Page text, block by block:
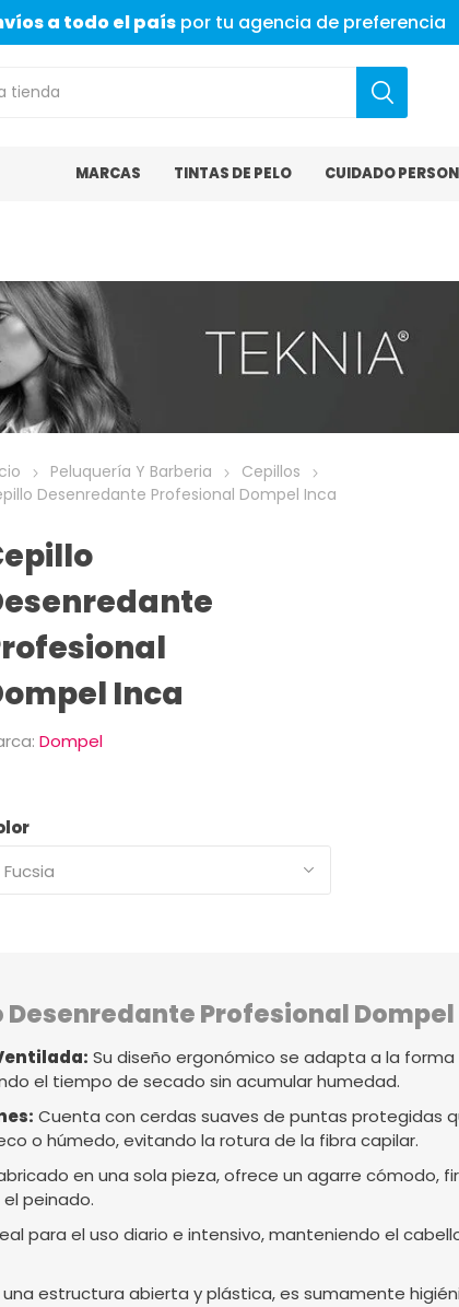
a todo el país por tu agencia de preferencia
MARCAS TINTAS DE PELO CUIDADO
Peluquería Y Barberia
Cepillos
Desenredante Profesional Dompel Inca
Inca
Dompel
Desenredante Profesional
Su diseño ergonómico se adapta a la
el tiempo de secado sin acumular humedad.
Cuenta con cerdas suaves de puntas protegidas
o húmedo, evitando la rotura de la fibra capilar.
en una sola pieza, ofrece un agarre cómodo,
peinado.
para el uso diario e intensivo, manteniendo el
una estructura abierta y plástica, es sumamente